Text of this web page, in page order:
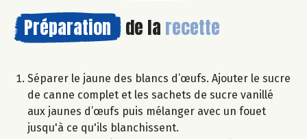
Préparation de la recette
Séparer le jaune des blancs d’œufs. Ajouter le sucre
de canne complet et les sachets de sucre vanillé
aux jaunes d’œufs puis mélanger avec un fouet
jusqu'à ce qu'ils blanchissent.